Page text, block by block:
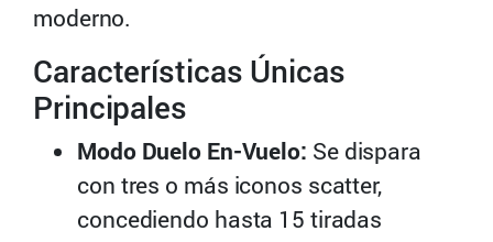
moderno.
Características Únicas
Principales
Modo Duelo En-Vuelo: Se dispara
con tres o más iconos scatter,
concediendo hasta 15 tiradas